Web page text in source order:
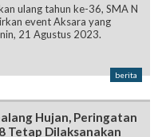
ulang tahun ke-36, SMA N
event Aksara yang
21 Agustus 2023.
berita
Hujan, Peringatan
Tetap Dilaksanakan